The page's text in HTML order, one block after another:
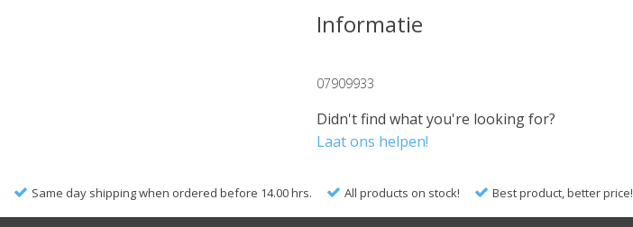
Informatie
07909933
Didn't find what you're looking for?
Laat ons helpen!
Same day shipping when ordered before 14.00 hrs. All products on stock! Best product, better price!